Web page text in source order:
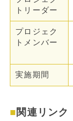
トリーダー
プロジェク
トメンバー
実施期間
関連リンク